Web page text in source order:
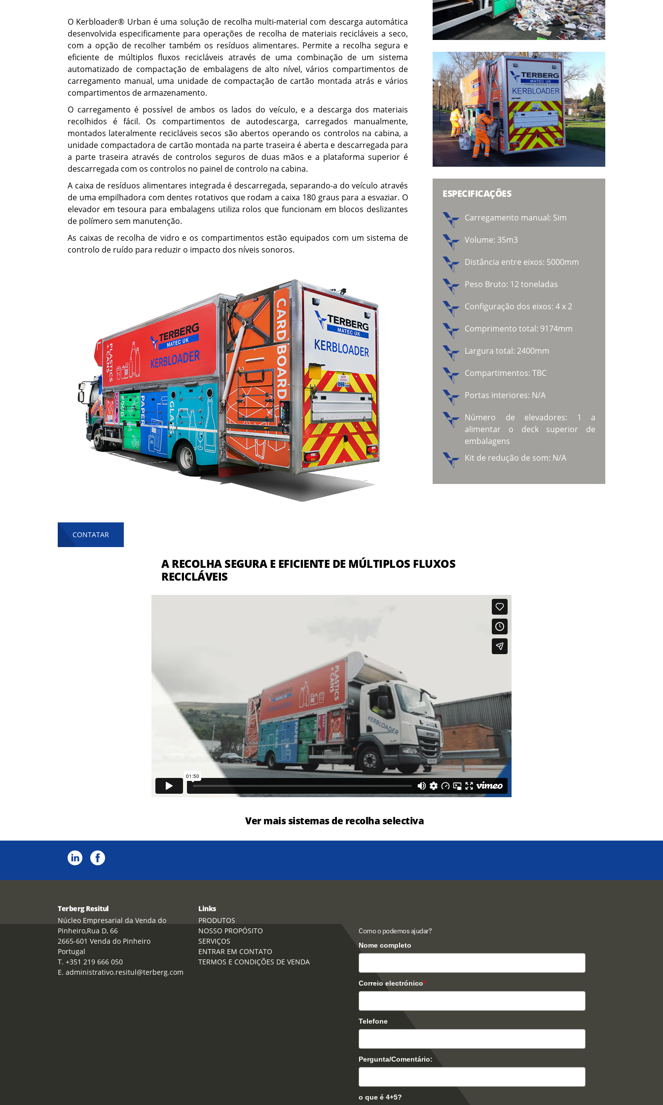
Lavacontentores de Água Quente
UPC 500
CARGA LATERAL
Speedline SLM
CONTENTORES
ICON
Barcelona
RECOLHA SELECTIVA
Kerbloader Urbano
Olympus Duo
LIMPEZA DE RUAS E VARREDORAS
CityCat VS20
CityCat VS20 (E)
CityCat V20
CityCat V20 (E)
CityCat 5006
CityCat 5006 Dual
V65
Lava Ruas
O Kerbloader® Urban é uma solução de recolha multi-material com descarga automática
desenvolvida especificamente para operações de recolha de materiais recicláveis a seco,
com a opção de recolher também os resíduos alimentares. Permite a recolha segura e
eficiente de múltiplos fluxos recicláveis através de uma combinação de um sistema
automatizado de compactação de embalagens de alto nível, vários compartimentos de
carregamento manual, uma unidade de compactação de cartão montada atrás e vários
compartimentos de armazenamento.
O carregamento é possível de ambos os lados do veículo, e a descarga dos materiais
recolhidos é fácil. Os compartimentos de autodescarga, carregados manualmente,
montados lateralmente recicláveis secos são abertos operando os controlos na cabina, a
unidade compactadora de cartão montada na parte traseira é aberta e descarregada para
a parte traseira através de controlos seguros de duas mãos e a plataforma superior é
descarregada com os controlos no painel de controlo na cabina.
A caixa de resíduos alimentares integrada é descarregada, separando-a do veículo através
de uma empilhadora com dentes rotativos que rodam a caixa 180 graus para a esvaziar. O
elevador em tesoura para embalagens utiliza rolos que funcionam em blocos deslizantes
de polímero sem manutenção.
As caixas de recolha de vidro e os compartimentos estão equipados com um sistema de
controlo de ruído para reduzir o impacto dos níveis sonoros.
CONTATAR
ESPECIFICAÇÕES
Carregamento manual: Sim
Volume: 35m3
Distância entre eixos: 5000mm
Peso Bruto: 12 toneladas
Configuração dos eixos: 4 x 2
Comprimento total: 9174mm
Largura total: 2400mm
Compartimentos: TBC
Portas interiores: N/A
Número de elevadores: 1 a
alimentar o deck superior de
embalagens
Kit de redução de som: N/A
A RECOLHA SEGURA E EFICIENTE DE MÚLTIPLOS FLUXOS
RECICLÁVEIS
Ver mais sistemas de recolha selectiva
Terberg Resitul
Núcleo Empresarial da Venda do
Pinheiro,Rua D, 66
2665-601 Venda do Pinheiro
Portugal
T. +351 219 666 050
E. administrativo.resitul@terberg.com
Links
PRODUTOS
NOSSO PROPÓSITO
SERVIÇOS
ENTRAR EM CONTATO
TERMOS E CONDIÇÕES DE VENDA
Como o podemos ajudar?
Nome completo
Correio electrónico*
Telefone
Pergunta/Comentário:
o que é 4+5?